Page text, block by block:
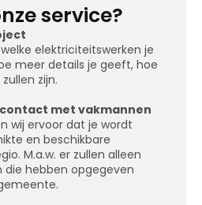
service?
elektriciteitswerken je
meer details je geeft, hoe
zijn.
contact met vakmannen
wij ervoor dat je wordt
en beschikbare
M.a.w. er zullen alleen
die hebben opgegeven